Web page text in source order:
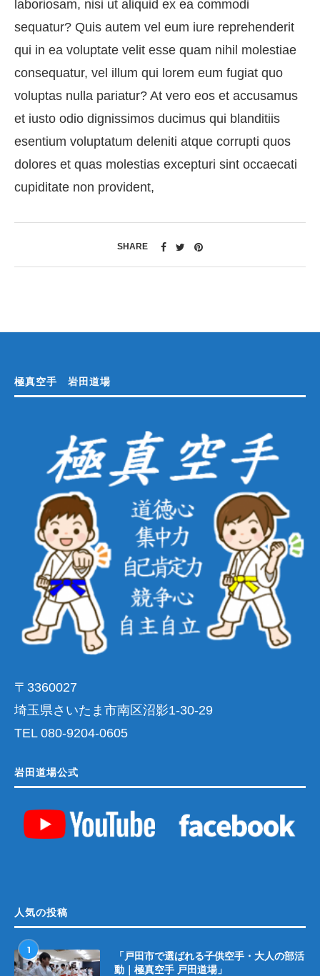
laboriosam, nisi ut aliquid ex ea commodi
sequatur? Quis autem vel eum iure reprehenderit
qui in ea voluptate velit esse quam nihil molestiae
consequatur, vel illum qui lorem eum fugiat quo
voluptas nulla pariatur? At vero eos et accusamus
et iusto odio dignissimos ducimus qui blanditiis
esentium voluptatum deleniti atque corrupti quos
dolores et quas molestias excepturi sint occaecati
cupiditate non provident,
SHARE
極真空手 岩田道場
〒3360027
埼玉県さいたま市南区沼影1-30-29
TEL 080-9204-0605
岩田道場公式
人気の投稿
1
「戸田市で選ばれる子供空手・大人の部活
動｜極真空手 戸田道場」